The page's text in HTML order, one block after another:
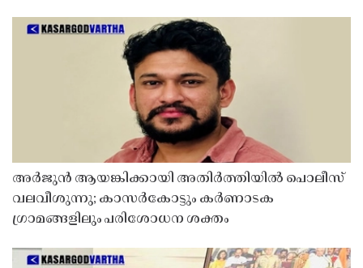
അർജുൻ ആയങ്കിക്കായി അതിർത്തിയിൽ പൊലീസ്
വലവീശുന്നു; കാസർകോട്ടും കർണാടക
ഗ്രാമങ്ങളിലും പരിശോധന ശക്തം